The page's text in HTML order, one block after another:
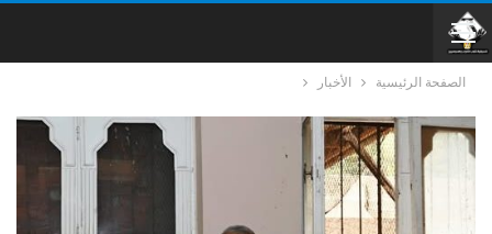
الصفحة الرئيسية الأخبار